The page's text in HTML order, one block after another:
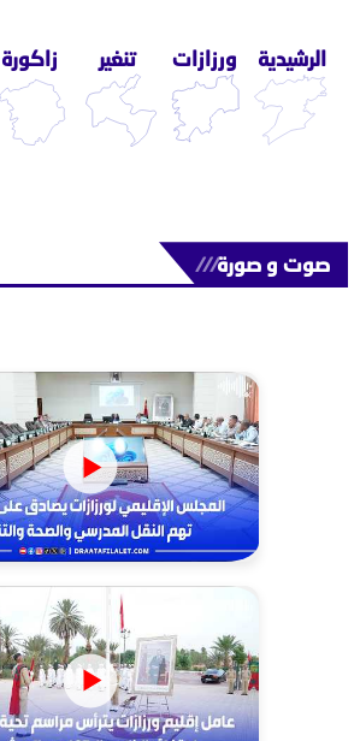
الرشيدية ورزازات تنغير زاكورة
صوت و صورة///